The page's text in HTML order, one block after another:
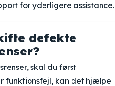
for yderligere assistance.
defekte
skal du først
funktionsfejl, kan det hjælpe